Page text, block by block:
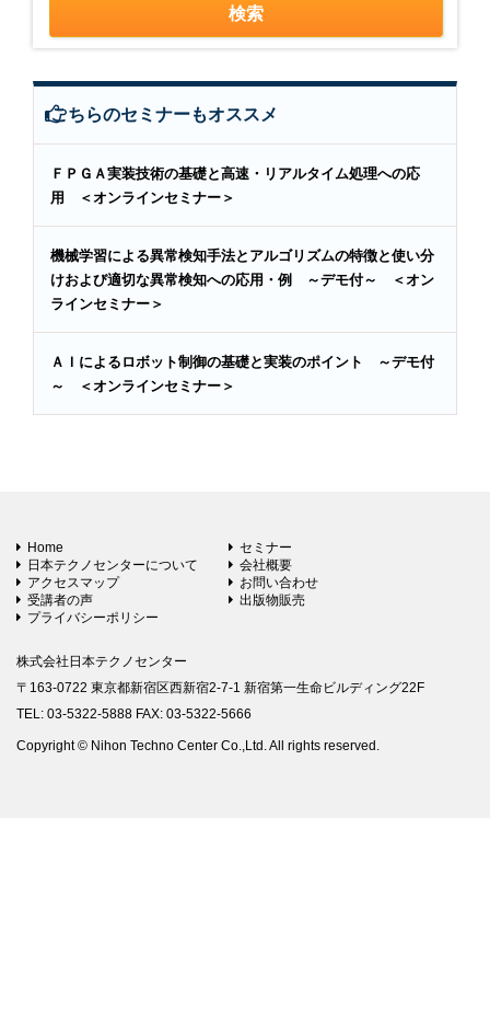
こちらのセミナーもオススメ
ＦＰＧＡ実装技術の基礎と高速・リアルタイム処理への応
用 ＜オンラインセミナー＞
機械学習による異常検知手法とアルゴリズムの特徴と使い分
けおよび適切な異常検知への応用・例 ～デモ付～ ＜オン
ラインセミナー＞
ＡＩによるロボット制御の基礎と実装のポイント ～デモ付
～ ＜オンラインセミナー＞
Home
セミナー
日本テクノセンターについて
会社概要
アクセスマップ
お問い合わせ
受講者の声
出版物販売
プライバシーポリシー
株式会社日本テクノセンター
〒163-0722 東京都新宿区西新宿2-7-1 新宿第一生命ビルディング22F
TEL: 03-5322-5888 FAX: 03-5322-5666
Copyright © Nihon Techno Center Co.,Ltd. All rights reserved.